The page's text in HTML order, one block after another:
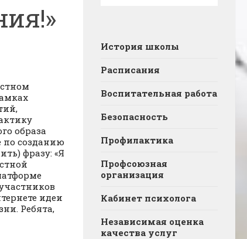
образа
по созданию
фразу: «Я
идеи
Ребята,
История школы
Расписания
Воспитательная работа
Безопасность
Профилактика
Профсоюзная
организация
Кабинет психолога
Независимая оценка
качества услуг